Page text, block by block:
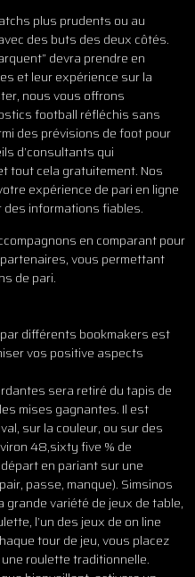
plus prudents ou au
des buts des deux côtés.
devra prendre en
et leur expérience sur la
nous vous offrons
football réfléchis sans
des prévisions de foot pour
d’consultants qui
tout cela gratuitement. Nos
expérience de pari en ligne
informations fiables.
en comparant pour
vous permettant
de pari.
différents bookmakers est
vos positive aspects
sera retiré du tapis de
mises gagnantes. Il est
sur la couleur, ou sur des
48,sixty five % de
en pariant sur une
passe, manque). Simsinos
variété de jeux de table,
l’un des jeux de on line
tour de jeu, vous placez
roulette traditionnelle.